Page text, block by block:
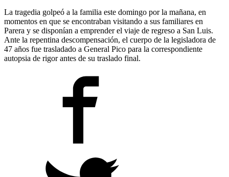
La tragedia golpeó a la familia este domingo por la mañana, en
momentos en que se encontraban visitando a sus familiares en
Parera y se disponían a emprender el viaje de regreso a San Luis.
Ante la repentina descompensación, el cuerpo de la legisladora de
47 años fue trasladado a General Pico para la correspondiente
autopsia de rigor antes de su traslado final.